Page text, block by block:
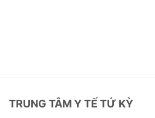
TRUNG TÂM Y TẾ TỨ KỲ